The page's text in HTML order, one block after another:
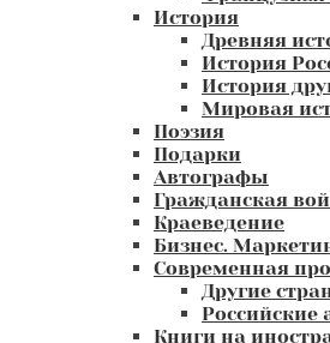
История
Древняя
История
История
Мировая
Поэзия
Подарки
Автографы
Гражданская
Краеведение
Бизнес.
Современная
Другие
Российские
Книги на